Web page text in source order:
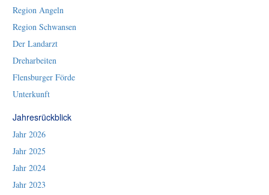
Region Angeln
Region Schwansen
Der Landarzt
Dreharbeiten
Flensburger Förde
Unterkunft
Jahresrückblick
Jahr 2026
Jahr 2025
Jahr 2024
Jahr 2023